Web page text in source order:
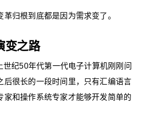
革归根到底都是因为需求变了。
变之路
世纪50年代第一代电子计算机刚刚问
后很长的一段时间里，只有汇编语言
家和操作系统专家才能够开发简单的